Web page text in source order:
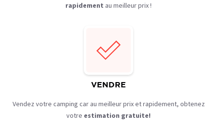
rapidement au meilleur prix !
VENDRE
Vendez votre camping car au meilleur prix etrapidement, obtenez
votre estimation gratuite!